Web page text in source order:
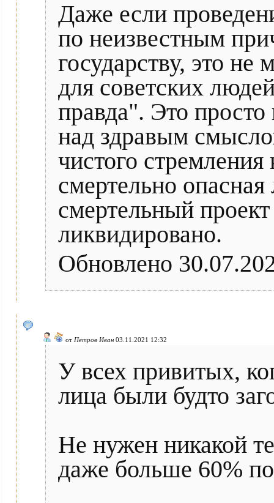
Даже если
по неизвестным
государству, это не
для советских
правда". Это просто
над здравым
чистого
смертельно
смертельный
ликвидировано.
Обновлено
от Петров Иван 03.11.2021 12:32
У всех привитых,
лица были будто
Не нужен никакой
даже больше 60%